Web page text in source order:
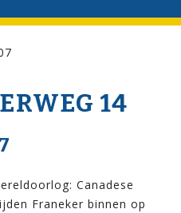
14
Canadese
Franeker binnen op